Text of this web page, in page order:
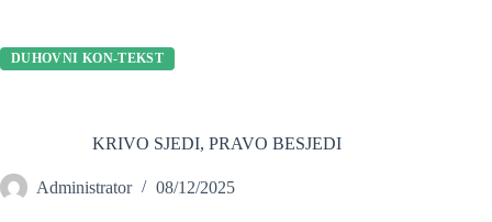
DUHOVNI KON-TEKST
KRIVO SJEDI, PRAVO BESJEDI
Administrator 08/12/2025